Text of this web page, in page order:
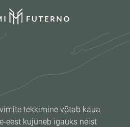
tekkimine võtab kaua
eest kujuneb igaüks neist